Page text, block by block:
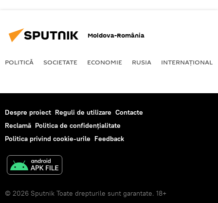
Moldova-România
POLITICĂ SOCIETATE ECONOMIE RUSIA INTERNAŢIONAL
Despre proiect Reguli de utilizare Contacte
Reclamă Politica de confidențialitate
Politica privind cookie-urile Feedback
© 2026 Sputnik Toate drepturile sunt garantate. 18+